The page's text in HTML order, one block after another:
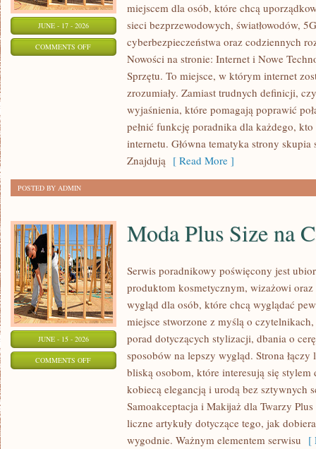
JUNE - 17 - 2026
COMMENTS OFFON
INTERNATY
miejscem dla osób, które chcą
sieci bezprzewodowych, światłowodów,
cyberbezpieczeństwa oraz codziennych
Nowości na stronie: Internet i Nowe
Sprzętu. To miejsce, w którym internet
zrozumiały. Zamiast trudnych definicji,
wyjaśnienia, które pomagają poprawić
pełnić funkcję poradnika dla każdego,
internetu. Główna tematyka strony
Znajdują [ Read More ]
POSTED BY ADMIN
JUNE - 15 - 2026
COMMENTS OFFON
Moda Plus Size na
Serwis poradnikowy poświęcony jest
produktom kosmetycznym, wizażowi
wygląd dla osób, które chcą wyglądać
miejsce stworzone z myślą o
porad dotyczących stylizacji, dbania o
sposobów na lepszy wygląd. Strona
bliską osobom, które interesują się
kobiecą elegancją i urodą bez sztywnych
Samoakceptacja i Makijaż dla Twarzy
liczne artykuły dotyczące tego, jak
wygodnie. Ważnym elementem serwisu [